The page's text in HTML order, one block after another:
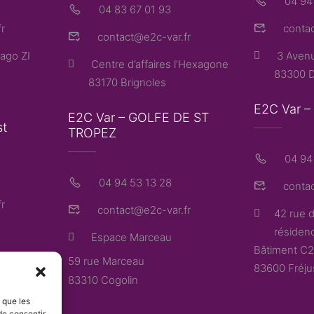
les
ZI
04 83 67 01 93
contact@e2c-var.fr
Centre d’affaires l’Hexagone
83170 Brignoles
E2C Var – GOLFE DE ST
TROPEZ
04 94 53 13 28
contact@e2c-var.fr
Espace Marceau
59 rue Marceau
83310 Cogolin
3
83300
E2C Var
04 94
42 rue
Bâtiment C2
83600